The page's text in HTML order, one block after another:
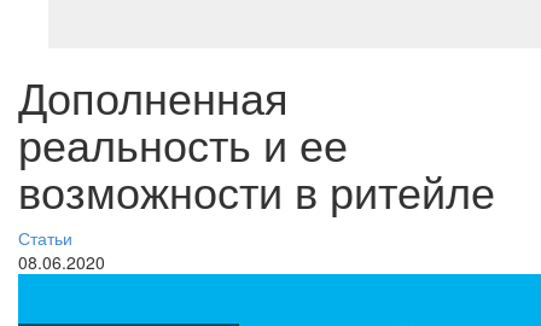
Дополненная
реальность и ее
возможности в ритейле
Статьи
08.06.2020